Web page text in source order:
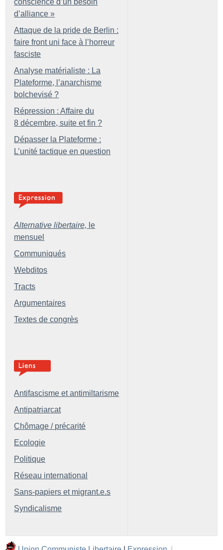
conscience d’un besoin
d’alliance »
Attaque de la pride de Berlin :
faire front uni face à l’horreur
fasciste
Analyse matérialiste : La
Plateforme, l’anarchisme
bolchevisé ?
Répression : Affaire du
8 décembre, suite et fin ?
Dépasser la Plateforme :
L’unité tactique en question
Alternative libertaire, le
mensuel
Communiqués
Webditos
Tracts
Argumentaires
Textes de congrès
Antifascisme et antimiltarisme
Antipatriarcat
Chômage / précarité
Ecologie
Politique
Réseau international
Sans-papiers et migrant.e.s
Syndicalisme